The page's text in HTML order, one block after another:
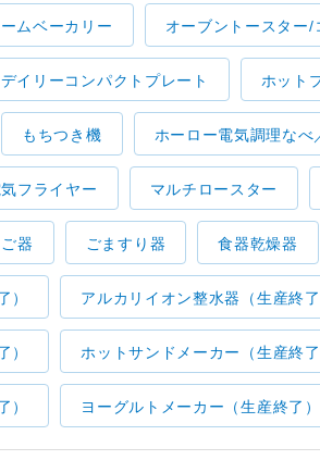
ムベーカリー オーブントースター
デイリーコンパクトプレート ホット
もちつき機 ホーロー電気調理なべ
フライヤー マルチロースター
器 ごますり器 食器乾燥器
） アルカリイオン整水器（生産終了
） ホットサンドメーカー（生産終了
） ヨーグルトメーカー（生産終了）